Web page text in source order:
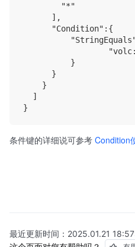
        "*"
      ],
      "Condition":{
          }
      }
    }
  ]
条件键的详细说可参考 Condition
最近更新时间： 2025.01.21